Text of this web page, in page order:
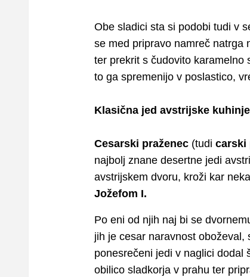
Obe sladici sta si podobi tudi v
se med pripravo namreč natrga
ter prekrit s čudovito karamelno
to ga spremenijo v poslastico,
Klasična jed avstrijske kuhinje
Cesarski praženec (tudi carski
najbolj znane desertne jedi
avstrijskem dvoru, kroži kar
Jožefom I.
Po eni od njih naj bi se
jih je cesar naravnost
ponesrečeni jedi v naglici dodal
obilico sladkorja v prahu ter